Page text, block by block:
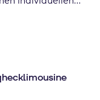
kaufen